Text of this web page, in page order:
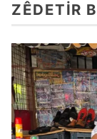
ZÊDETIR